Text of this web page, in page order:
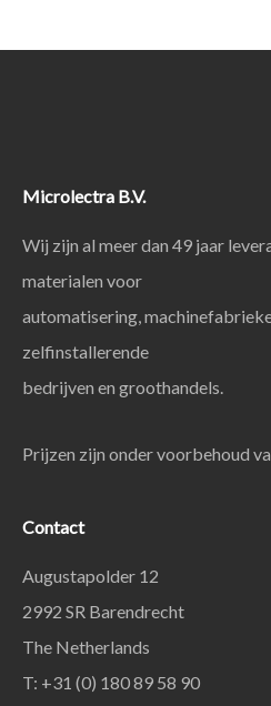
Microlectra B.V.
Wij zijn al meer dan 49 jaar
materialen voor
automatisering,
zelfinstallerende
bedrijven en groothandels.
Prijzen zijn onder voorbehoud
Contact
Augustapolder 12
2992 SR Barendrecht
The Netherlands
T: +31 (0) 180 89 58 90